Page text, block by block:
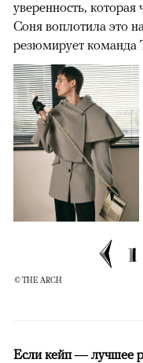
уверенность,
Соня воплотила это
резюмирует команда
1
© THE ARCH
Если кейп — лучшее